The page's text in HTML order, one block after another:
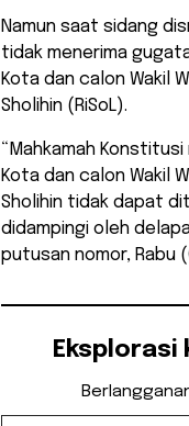
Namun saat sidang
tidak menerima
Kota dan calon Wakil
Sholihin (RiSoL).
“Mahkamah
Kota dan calon Wakil
Sholihin tidak dapat
didampingi oleh
putusan nomor, Rabu
Ketikkan email Anda...